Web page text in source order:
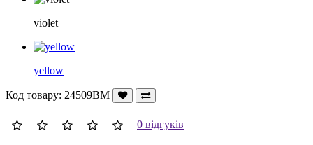
violet
yellow
Код товару: 24509BM
0 відгуків